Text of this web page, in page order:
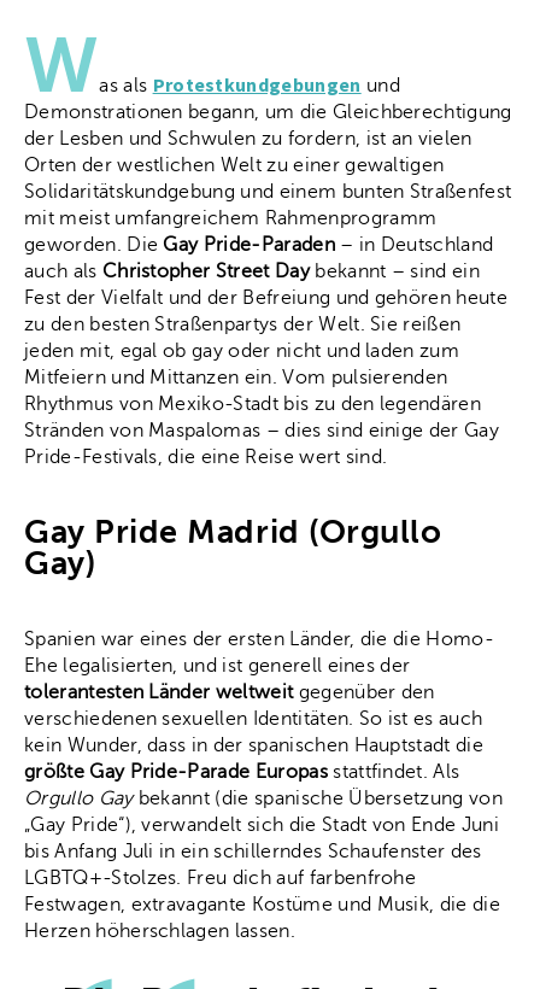
Was als Protestkundgebungen und
Demonstrationen begann, um die Gleichberechtigung
der Lesben und Schwulen zu fordern, ist an vielen
Orten der westlichen Welt zu einer gewaltigen
Solidaritätskundgebung und einem bunten Straßenfest
mit meist umfangreichem Rahmenprogramm
geworden. Die Gay Pride-Paraden– in Deutschland
auch als Christopher Street Daybekannt – sind ein
Fest der Vielfalt und der Befreiung und gehören heute
zu den besten Straßenpartys der Welt. Sie reißen
jeden mit, egal ob gay oder nicht und laden zum
Mitfeiern und Mittanzen ein. Vom pulsierenden
Rhythmus von Mexiko-Stadt bis zu den legendären
Stränden von Maspalomas – dies sind einige der Gay
Pride-Festivals, die eine Reise wert sind.
Gay Pride Madrid (Orgullo
Gay)
Spanien war eines der ersten Länder, die die Homo-
Ehe legalisierten, und ist generell eines der
tolerantesten Länder weltweitgegenüber den
verschiedenen sexuellen Identitäten. So ist es auch
kein Wunder, dass in der spanischen Hauptstadt die
größte Gay Pride-Parade Europasstattfindet. Als
Orgullo Gaybekannt (die spanische Übersetzung von
„Gay Pride“), verwandelt sich die Stadt von Ende Juni
bis Anfang Juli in ein schillerndes Schaufenster des
LGBTQ+-Stolzes. Freu dich auf farbenfrohe
Festwagen, extravagante Kostüme und Musik, die die
Herzen höherschlagen lassen.